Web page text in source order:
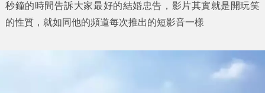
秒鐘的時間告訴大家最好的結婚忠告 ，影片其實就是開玩笑
的性質，就如同他的頻道每次推出的短影音一樣